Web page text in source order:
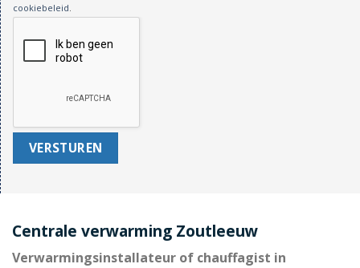
cookiebeleid.
Centrale verwarming Zoutleeuw
Verwarmingsinstallateur of chauffagist in